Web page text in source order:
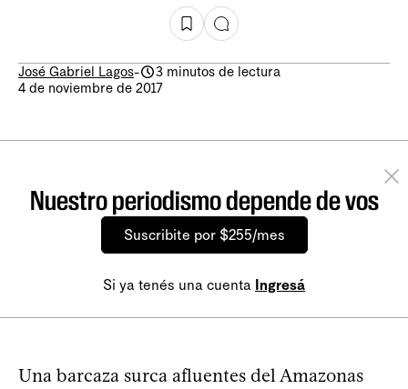
José Gabriel Lagos-
3 minutos de lectura
4 de noviembre de 2017
Nuestro periodismo depende de vos
Suscribite por $255/mes
Si ya tenés una cuenta Ingresá
Una barcaza surca afluentes del Amazonas